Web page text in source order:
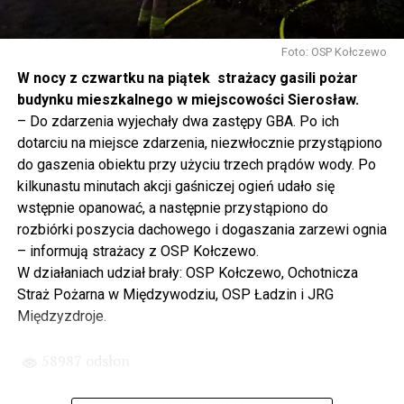
Gdyby nie determinacja rządu Prawa i Sprawiedliwości,
to tunel pod Świną do dzisiaj byłby w sferze
projektowania i dyskusji. Ważny tutaj był wkład
samorządu, ale to rząd PiS podjął w tej sprawie
najważniejsze decyzje. Powstał dzięki ogromnej
determinacji rządu najpierw Pani Premier Beaty Szydło,
a następnie Pana Premiera Mateusza Morawieckiego.
Chciałbym podziękować Panu Premierowi za to jak
osobiście pilnował powstania tej inwestycji. Cieszymy
się, że turyści również korzystają z tunelu, cieszymy się,
że wśród tych 4 milionów samochodów, które
przejechały już otwartym tunelem w Świnoujściu,
przyjechało tutaj do nas tak wielu turystów z zagranicy
– powiedział Wiceprezes PiS Joachim Brudziński w
zainwestowano ogromne pieniądze w modernizację
Foto: OSP Kołczewo
W nocy z czwartku na piątek strażacy gasili pożar
budynku mieszkalnego w miejscowości Sierosław.
– Do zdarzenia wyjechały dwa zastępy GBA. Po ich
dotarciu na miejsce zdarzenia, niezwłocznie przystąpiono
do gaszenia obiektu przy użyciu trzech prądów wody. Po
kilkunastu minutach akcji gaśniczej ogień udało się
wstępnie opanować, a następnie przystąpiono do
rozbiórki poszycia dachowego i dogaszania zarzewi ognia
– informują strażacy z OSP Kołczewo.
W działaniach udział brały: OSP Kołczewo, Ochotnicza
Straż Pożarna w Międzywodziu, OSP Ładzin i JRG
Międzyzdroje.